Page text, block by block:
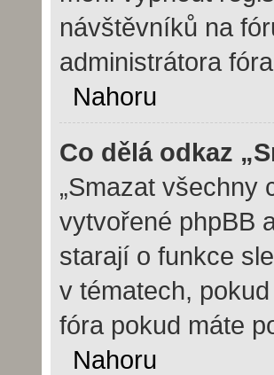
návštěvníků na
administrátora
Nahoru
Co dělá odkaz
„Smazat všechny
vytvořené phpBB
starají o funkce
v tématech,
fóra pokud máte
Nahoru